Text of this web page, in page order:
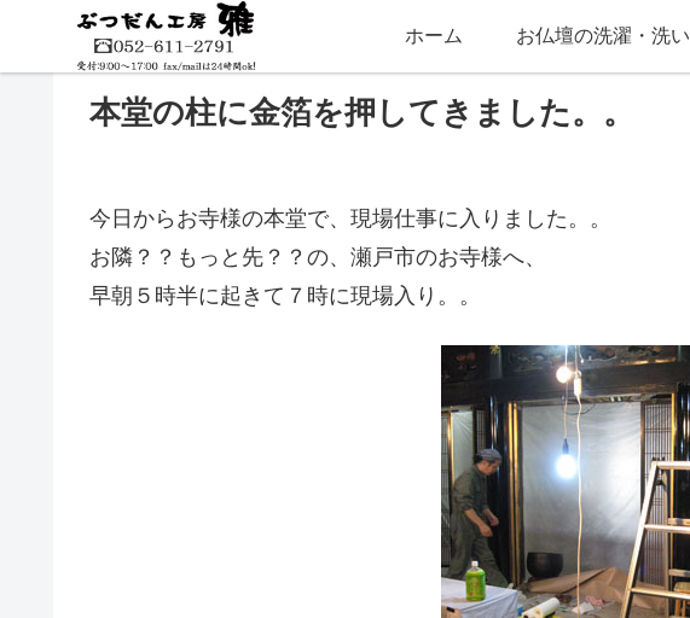
ホーム お仏壇の洗濯・洗い
本堂の柱に金箔を押してきました。。
今日からお寺様の本堂で、現場仕事に入りました。。
お隣？？もっと先？？の、瀬戸市のお寺様へ、
早朝５時半に起きて７時に現場入り。。